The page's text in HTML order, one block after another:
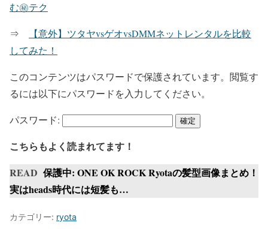
む㊙テク
⇒
【意外】ツタヤvsゲオvsDMMネットレンタルを比較
してみた！
このコンテンツはパスワードで保護されています。閲覧す
るには以下にパスワードを入力してください。
パスワード:
こちらもよく読まれてます！
READ 保護中: ONE OK ROCK Ryotaの髪型画像まとめ！
実はheads時代には短髪も…
カテゴリー: ryota